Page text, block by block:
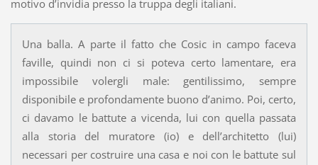
motivo d’invidia presso la truppa degli italiani.
Una balla. A parte il fatto che Cosic in campo faceva
faville, quindi non ci si poteva certo lamentare, era
impossibile volergli male: gentilissimo, sempre
disponibile e profondamente buono d’animo. Poi, certo,
ci davamo le battute a vicenda, lui con quella passata
alla storia del muratore (io) e dell’architetto (lui)
necessari per costruire una casa e noi con le battute sul